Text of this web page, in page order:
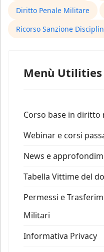
Diritto Penale Militare
Ricorso Sanzione
Menù Utilities
Corso base in
Webinar e corsi
News e
Tabella Vittime del
Permessi e
Militari
Informativa Privacy